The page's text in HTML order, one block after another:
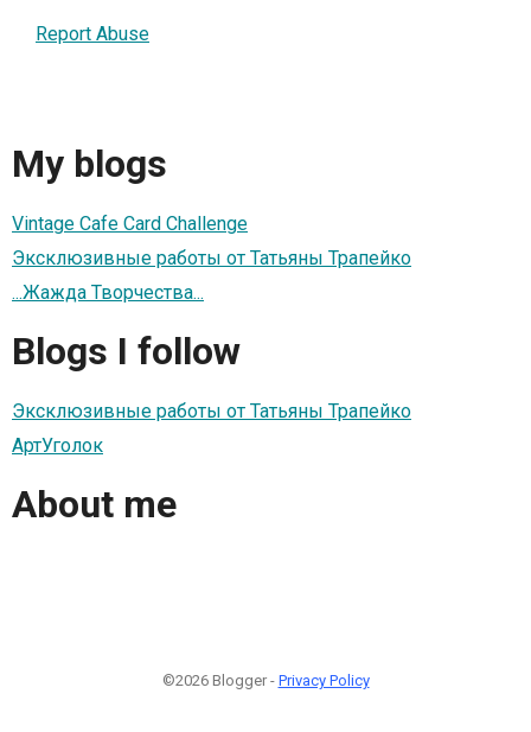
Report Abuse
My blogs
Vintage Cafe Card Challenge
Эксклюзивные работы от Татьяны Трапейко
...Жажда Творчества...
Blogs I follow
Эксклюзивные работы от Татьяны Трапейко
АртУголок
About me
©2026 Blogger - Privacy Policy